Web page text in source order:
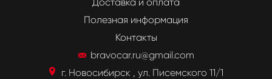
Полезная информация
Контакты
bravocar.ru@gmail.com
г. Новосибирск , ул. Писемского 11/1